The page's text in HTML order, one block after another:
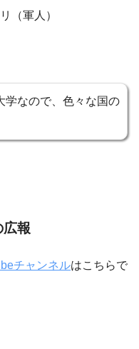
（軍人）
学なので、色々な国の
広報
チャンネルはこちらで